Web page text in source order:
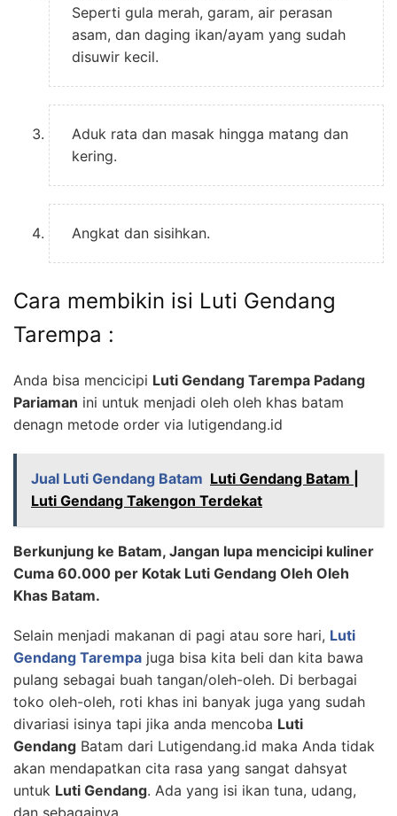
Seperti gula merah, garam, air perasan
asam, dan daging ikan/ayam yang sudah
disuwir kecil.
Aduk rata dan masak hingga matang dan
kering.
Angkat dan sisihkan.
Cara membikin isi Luti Gendang
Tarempa :
Anda bisa mencicipi Luti Gendang Tarempa Padang
Pariaman ini untuk menjadi oleh oleh khas batam
denagn metode order via lutigendang.id
Jual Luti Gendang Batam Luti Gendang Batam |
Luti Gendang Takengon Terdekat
Berkunjung ke Batam, Jangan lupa mencicipi kuliner
Cuma 60.000 per Kotak Luti Gendang Oleh Oleh
Khas Batam.
Selain menjadi makanan di pagi atau sore hari, Luti
Gendang Tarempa juga bisa kita beli dan kita bawa
pulang sebagai buah tangan/oleh-oleh. Di berbagai
toko oleh-oleh, roti khas ini banyak juga yang sudah
divariasi isinya tapi jika anda mencoba Luti
Gendang Batam dari Lutigendang.id maka Anda tidak
akan mendapatkan cita rasa yang sangat dahsyat
untuk Luti Gendang. Ada yang isi ikan tuna, udang,
dan sebagainya.